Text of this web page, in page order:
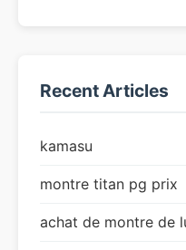
Recent Articles
kamasu
montre titan pg prix
achat de montre de